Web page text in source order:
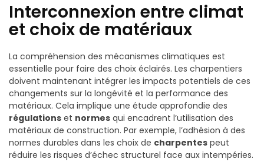
Interconnexion entre climat
et choix de matériaux
La compréhension des mécanismes climatiques est
essentielle pour faire des choix éclairés. Les charpentiers
doivent maintenant intégrer les impacts potentiels de ces
changements sur la longévité et la performance des
matériaux. Cela implique une étude approfondie des
régulations et normes qui encadrent l’utilisation des
matériaux de construction. Par exemple, l’adhésion à des
normes durables dans les choix de charpentes peut
réduire les risques d’échec structurel face aux intempéries.